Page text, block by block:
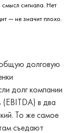
сигнала. Нет
— не значит плохо.
долговую
долг компании
в два
То же самое
съедают